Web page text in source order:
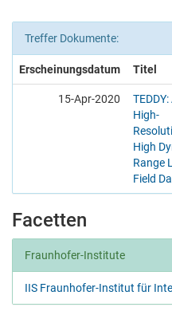
Treffer Dokumente:
Erscheinungsdatum Titel
15-Apr-2020
TEDDY:
High-
High
Range
Field
Facetten
Fraunhofer-Institute
IIS Fraunhofer-Institut für